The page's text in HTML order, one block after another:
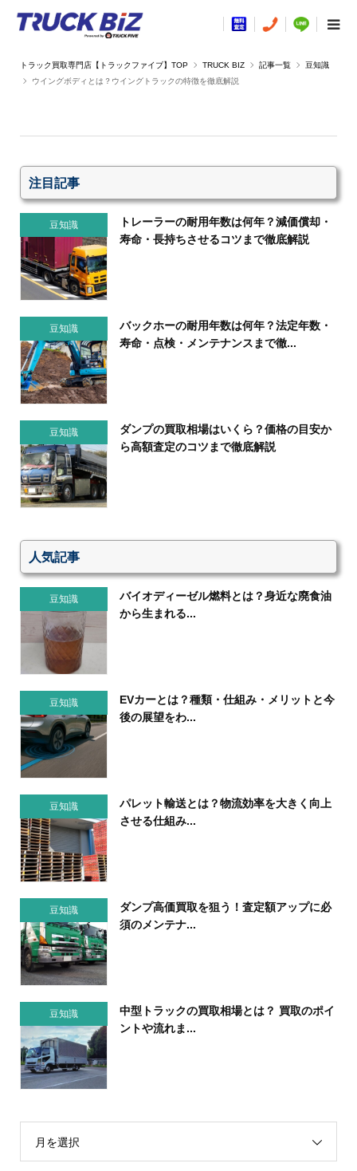
TRUCK BIZ 記事一覧
豆知識
ウイングボディとは？ウイングトラックの特徴を徹底解説
注目記事
豆知識
トレーラーの耐用年数は何年？減価償却・
寿命・長持ちさせるコツまで徹底解説
豆知識
バックホーの耐用年数は何年？法定年数・
寿命・点検・メンテナンスまで徹...
豆知識
ダンプの買取相場はいくら？価格の目安か
ら高額査定のコツまで徹底解説
人気記事
豆知識
バイオディーゼル燃料とは？身近な廃食油
から生まれる...
豆知識
EVカーとは？種類・仕組み・メリットと今
後の展望をわ...
豆知識
パレット輸送とは？物流効率を大きく向上
させる仕組み...
豆知識
ダンプ高価買取を狙う！査定額アップに必
須のメンテナ...
豆知識
中型トラックの買取相場とは？ 買取のポイ
ントや流れま...
月を選択